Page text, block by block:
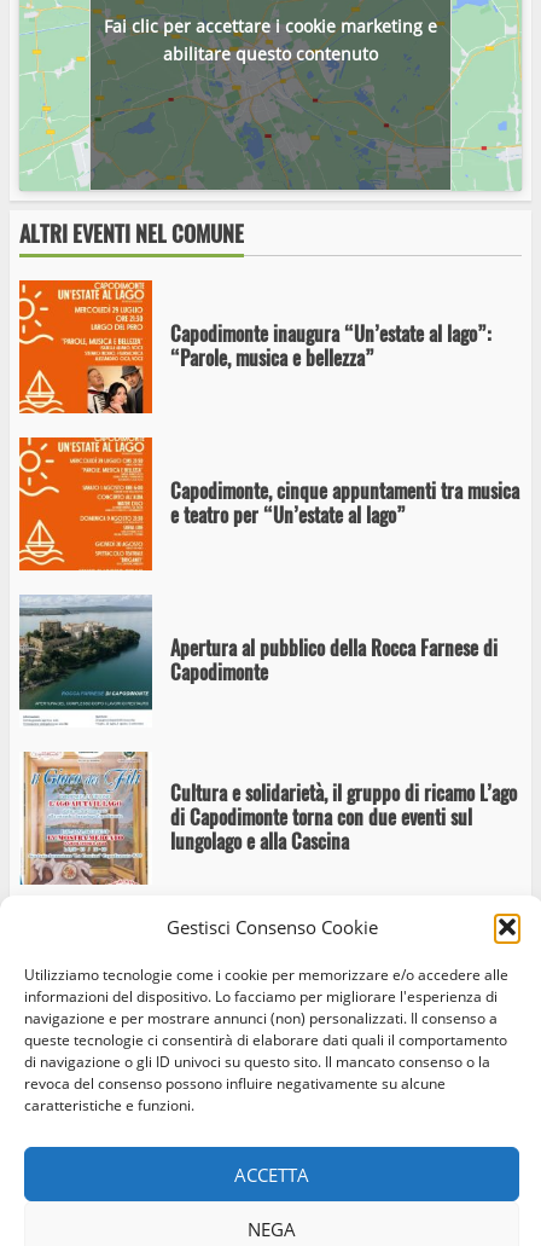
Gestisci Consenso Cookie
Utilizziamo tecnologie come i cookie per memorizzare e/o accedere alle
informazioni del dispositivo. Lo facciamo per migliorare l'esperienza di
navigazione e per mostrare annunci (non) personalizzati. Il consenso a
queste tecnologie ci consentirà di elaborare dati quali il comportamento
di navigazione o gli ID univoci su questo sito. Il mancato consenso o la
revoca del consenso possono influire negativamente su alcune
caratteristiche e funzioni.
ACCETTA
NEGA
Fai clic per accettare i cookie marketing e
abilitare questo contenuto
ALTRI EVENTI NEL COMUNE
Capodimonte, “Sveva Live” in scena il 9 agosto
per la rassegna “Un’estate al lago”
Capodimonte, all’alba del primo agosto il
concerto degli Step Two per la rassegna
Capodimonte inaugura “Un’estate al lago”:
“Parole, musica e bellezza”
Capodimonte, cinque appuntamenti tra musica
e teatro per “Un’estate al lago”
Apertura al pubblico della Rocca Farnese di
Capodimonte
Cultura e solidarietà, il gruppo di ricamo L’ago
di Capodimonte torna con due eventi sul
lungolago e alla Cascina
Capodimonte scalda i motori: giovedì 11
giugno il passaggio della 1000 Miglia
A Capodimonte torna Otto Chiodi: Mamo riapre
Facebook
Instagram
Twitter
© Occhio Viterbese - Codice 90148040562 - N° iscrizione